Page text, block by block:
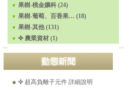
果樹-桃金孃科 (24)
果樹-葡萄、百香果… (18)
果樹-其他 (131)
✜ 農業資材 (1)
平地蘋果實拍。2021-07-23
溫帶梨平地結果。2021-05-15
☎ 工程苗木產品目錄 (Ver.16)
美國爺爺花25年，找到千種「絕跡蘋果」。